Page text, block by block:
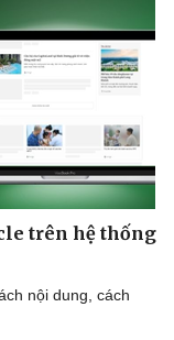
nghệ
đổi số
trên hệ thống
nội dung, cách